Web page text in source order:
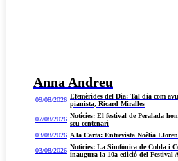
Anna Andreu
09/08/2026 Efemèrides del Dia: Tal dia com
pianista, Ricard Miralles
07/08/2026 Notícies: El festival de Peralada
seu centenari
03/08/2026 A la Carta: Entrevista Noèlia
03/08/2026 Notícies: La Simfònica de Cobla i
inaugura la 10a edició del Festival